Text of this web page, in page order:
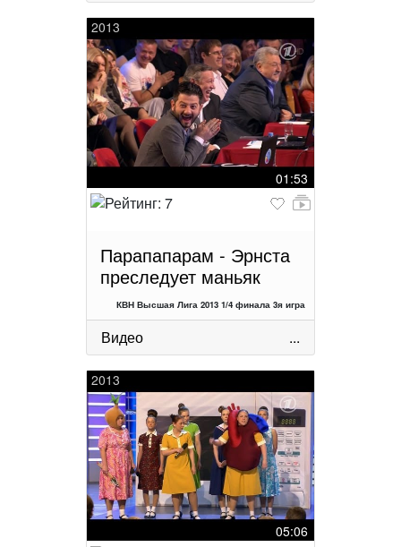
2013
01:53
Парапапарам - Эрнста
преследует маньяк
КВН Высшая Лига 2013 1/4 финала 3я игра
Видео ...
2013
05:06